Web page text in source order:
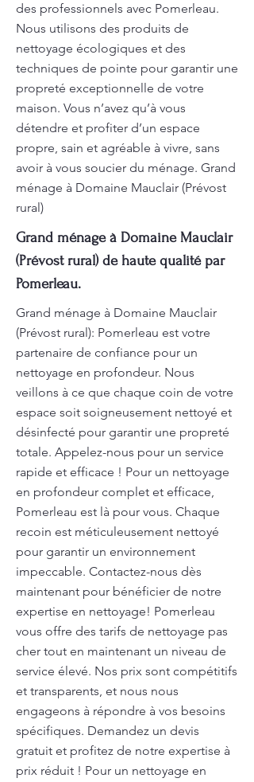
des professionnels avec Pomerleau.
Nous utilisons des produits de
nettoyage écologiques et des
techniques de pointe pour garantir une
propreté exceptionnelle de votre
maison. Vous n’avez qu’à vous
détendre et profiter d’un espace
propre, sain et agréable à vivre, sans
avoir à vous soucier du ménage. Grand
ménage à Domaine Mauclair (Prévost
rural)
Grand ménage à Domaine Mauclair
(Prévost rural) de haute qualité par
Pomerleau.
Grand ménage à Domaine Mauclair
(Prévost rural): Pomerleau est votre
partenaire de confiance pour un
nettoyage en profondeur. Nous
veillons à ce que chaque coin de votre
espace soit soigneusement nettoyé et
désinfecté pour garantir une propreté
totale. Appelez-nous pour un service
rapide et efficace ! Pour un nettoyage
en profondeur complet et efficace,
Pomerleau est là pour vous. Chaque
recoin est méticuleusement nettoyé
pour garantir un environnement
impeccable. Contactez-nous dès
maintenant pour bénéficier de notre
expertise en nettoyage! Pomerleau
vous offre des tarifs de nettoyage pas
cher tout en maintenant un niveau de
service élevé. Nos prix sont compétitifs
et transparents, et nous nous
engageons à répondre à vos besoins
spécifiques. Demandez un devis
gratuit et profitez de notre expertise à
prix réduit ! Pour un nettoyage en